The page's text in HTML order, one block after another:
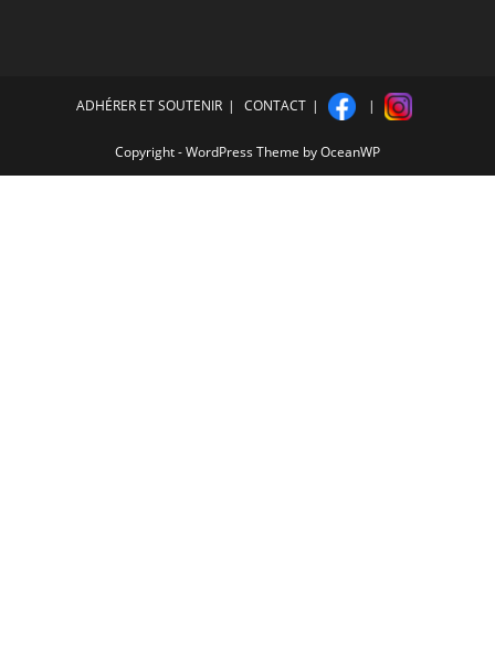
ADHÉRER ET SOUTENIR CONTACT
Copyright - WordPress Theme by OceanWP